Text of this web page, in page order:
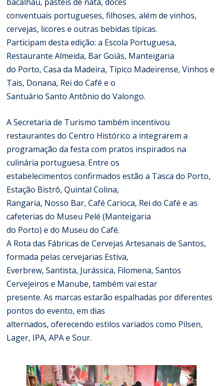
conventuais portugueses, filhoses, além de vinhos,
cervejas, licores e outras bebidas típicas.
Participam desta edição: a Escola Portuguesa,
Restaurante Almeida, Bar Goiás, Manteigaria
do Porto, Casa da Madeira, Típico Madeirense, Vinhos e
Tais, Donana, Rei do Café e o
Santuário Santo Antônio do Valongo.
A Secretaria de Turismo também incentivou
restaurantes do Centro Histórico a integrarem a
programação da festa com pratos inspirados na
culinária portuguesa. Entre os
estabelecimentos confirmados estão a Tasca do Porto,
Estação Bistrô, Quintal Colina,
Rangaria, Nosso Bar, Café Carioca, Rei do Café e as
cafeterias do Museu Pelé (Manteigaria
do Porto) e do Museu do Café.
A Rota das Fábricas de Cervejas Artesanais de Santos,
formada pelas cervejarias Estiva,
Everbrew, Santista, Jurássica, Filomena, Santos
Cervejeiros e Manube, também vai estar
presente. As marcas estarão espalhadas por diferentes
pontos do evento, em dias
alternados, oferecendo estilos variados como Pilsen,
Lager, IPA, APA e Sour.